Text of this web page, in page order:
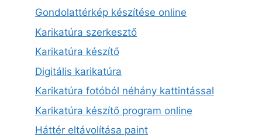
Gondolattérkép készítése online
Karikatúra szerkesztő
Karikatúra készítő
Digitális karikatúra
Karikatúra fotóból néhány kattintással
Karikatúra készítő program online
Háttér eltávolítása paint